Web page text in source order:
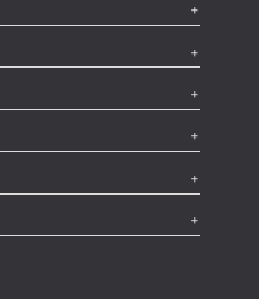
,Literární soutěž,